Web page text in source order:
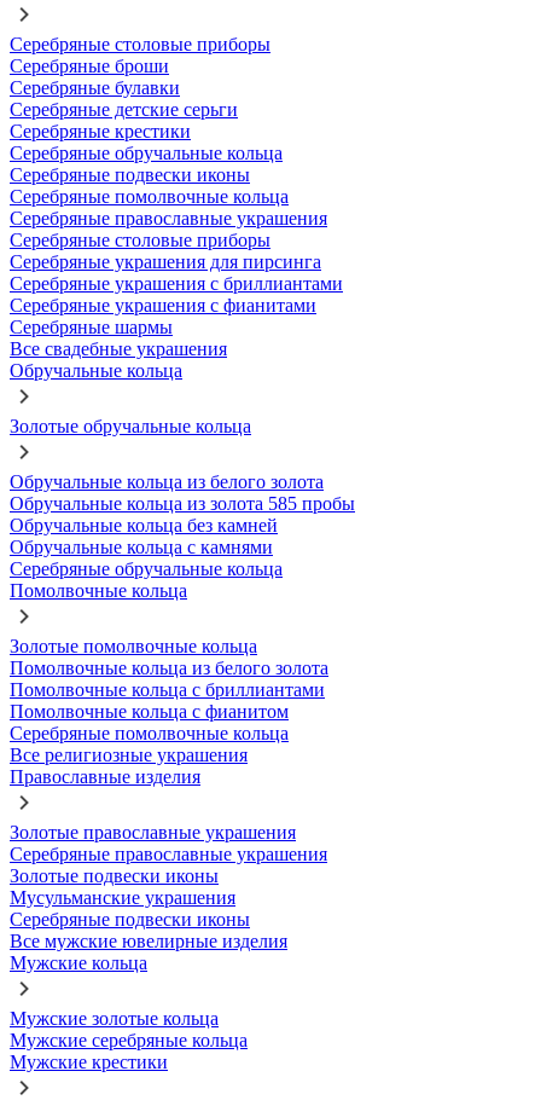
Серебряные столовые приборы
Серебряные броши
Серебряные булавки
Серебряные детские серьги
Серебряные крестики
Серебряные обручальные кольца
Серебряные подвески иконы
Серебряные помолвочные кольца
Серебряные православные украшения
Серебряные столовые приборы
Серебряные украшения для пирсинга
Серебряные украшения с бриллиантами
Серебряные украшения с фианитами
Серебряные шармы
Все свадебные украшения
Обручальные кольца
Золотые обручальные кольца
Обручальные кольца из белого золота
Обручальные кольца из золота 585 пробы
Обручальные кольца без камней
Обручальные кольца с камнями
Серебряные обручальные кольца
Помолвочные кольца
Золотые помолвочные кольца
Помолвочные кольца из белого золота
Помолвочные кольца с бриллиантами
Помолвочные кольца с фианитом
Серебряные помолвочные кольца
Все религиозные украшения
Православные изделия
Золотые православные украшения
Серебряные православные украшения
Золотые подвески иконы
Мусульманские украшения
Серебряные подвески иконы
Все мужские ювелирные изделия
Мужские кольца
Мужские золотые кольца
Мужские серебряные кольца
Мужские крестики